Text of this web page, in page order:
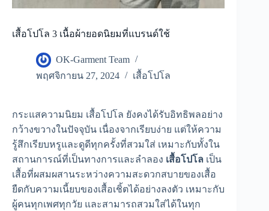
เสื้อโปโล 3 เนื้อผ้ายอดนิยมที่แบรนด์ใช้
OK-Garment Team
พฤศจิกายน 27, 2024
เสื้อโปโล
กระแสความนิยม เสื้อโปโล ยังคงได้รับอิทธิพลอย่าง
กว้างขวางในปัจจุบัน เนื่องจากเรียบง่าย แต่ให้ความ
รู้สึกเรียบหรูและดูดีทุกครั้งที่สวมใส่ เหมาะกับทั้งใน
สถานการณ์ที่เป็นทางการและลำลอง เสื้อโปโล เป็น
เสื้อที่ผสมผสานระหว่างความสะดวกสบายของเสื้อ
ยืดกับความเนี้ยบของเสื้อเชิ้ตได้อย่างลงตัว เหมาะกับ
ผู้คนทุกเพศทุกวัย และสามารถสวมใส่ได้ในทุก